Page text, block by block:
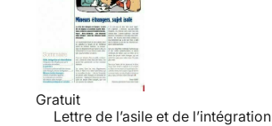
Gratuit
Lettre de l’asile et de l’intégration